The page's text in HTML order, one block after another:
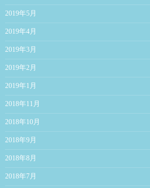
2019年5月
2019年4月
2019年3月
2019年2月
2019年1月
2018年11月
2018年10月
2018年9月
2018年8月
2018年7月